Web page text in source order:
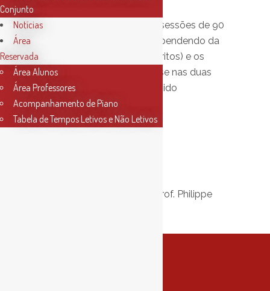
Esta actividade terá duas sessões de 90
minutos (mais sessões dependendo da
quantidade de alunos inscritos) e os
alunos deverão inscrever-se nas duas
para conseguir fazer o devido
acompanhamento.
Prof. Philippe
Conjunto
Notícias
Área
Reservada
Área Alunos
Área Professores
Acompanhamento de Piano
Tabela de Tempos Letivos e Não Letivos